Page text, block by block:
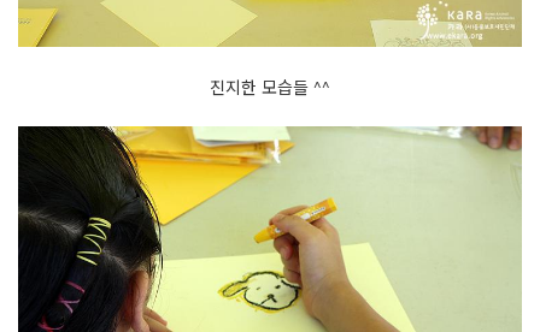
진지한 모습들 ^^